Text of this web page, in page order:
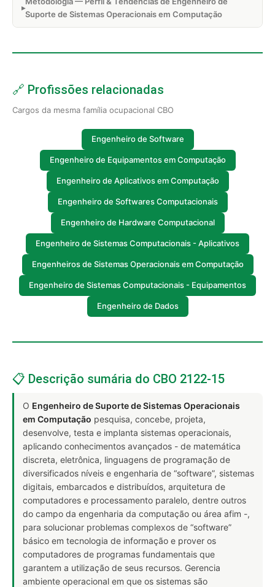
Suporte de Sistemas Operacionais em Computação
🔗 Profissões relacionadas
Cargos da mesma família ocupacional CBO
Engenheiro de Software
Engenheiro de Equipamentos em Computação
Engenheiro de Aplicativos em Computação
Engenheiro de Softwares Computacionais
Engenheiro de Hardware Computacional
Engenheiro de Sistemas Computacionais - Aplicativos
Engenheiros de Sistemas Operacionais em Computação
Engenheiro de Sistemas Computacionais - Equipamentos
Engenheiro de Dados
📋 Descrição sumária do CBO 2122-15
O Engenheiro de Suporte de Sistemas Operacionais
em Computação pesquisa, concebe, projeta,
desenvolve, testa e implanta sistemas operacionais,
aplicando conhecimentos avançados - de matemática
discreta, eletrônica, linguagens de programação de
diversificados níveis e engenharia de “software”, sistemas
digitais, embarcados e distribuídos, arquitetura de
computadores e processamento paralelo, dentre outros
do campo da engenharia da computação ou área afim -,
para solucionar problemas complexos de “software”
básico em tecnologia de informação e prover os
computadores de programas fundamentais que
garantem a utilização de seus recursos. Gerencia
ambiente operacional em que os sistemas são